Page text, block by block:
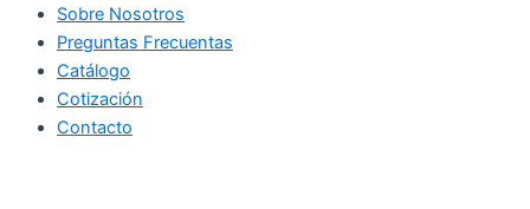
Sobre Nosotros
Preguntas Frecuentas
Catálogo
Cotización
Contacto